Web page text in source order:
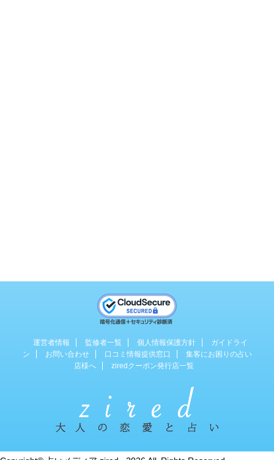
運営者情報 監修者一覧 個人情報保護方針
ガイドライ
ン
お問い合わせ 口コミ情報提供窓口
集客にお困りの占い
店様へ
ziredクーポン発行店一覧
占い専門のWebマガジン